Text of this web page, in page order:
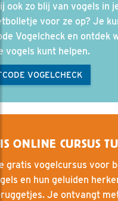
ook zo blij van vogels in
voor ze op? Je
Vogelcheck en ontdek
vogels kunt helpen.
VOGELCHECK
ONLINE CURSUS
gratis vogelcursus voor
en hun geluiden
Je ontvangt